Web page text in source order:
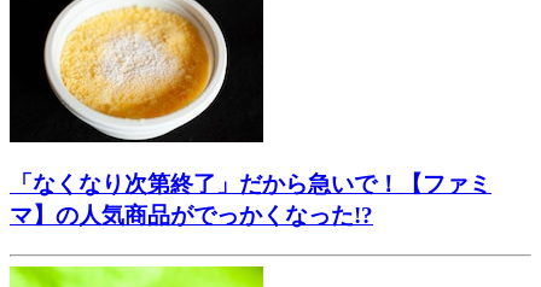
「なくなり次第終了」だから急いで！【ファミ
マ】の人気商品がでっかくなった!?